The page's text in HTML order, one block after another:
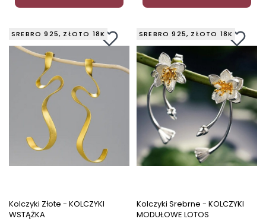
SREBRO 925, ZŁOTO 18K
Kolczyki Złote - KOLCZYKI
WSTĄŻKA
SREBRO 925, ZŁOTO 18K
Kolczyki Srebrne - KOLCZYKI
MODUŁOWE LOTOS